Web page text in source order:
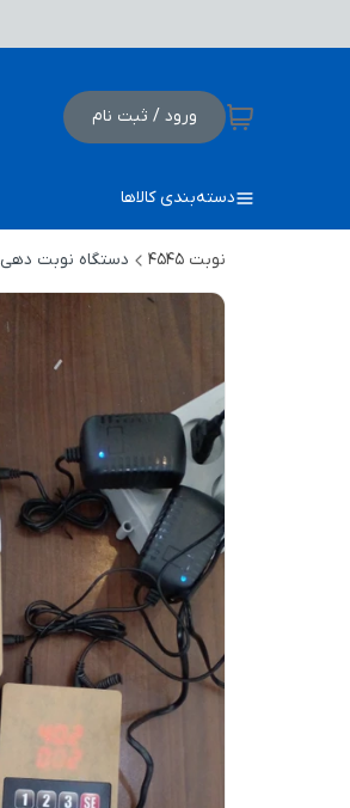
ورود / ثبت نام
دسته‌بندی کالاها
نوبت 4545 دستگاه نوبت دهی